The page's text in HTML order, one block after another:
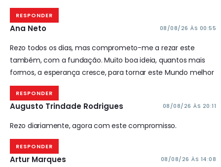
RESPONDER
Ana Neto 08/08/26 ÀS 00:55
Rezo todos os dias, mas comprometo-me a rezar este
também, com a fundação. Muito boa ideia, quantos mais
formos, a esperança cresce, para tornar este Mundo melhor
RESPONDER
Augusto Trindade Rodrigues 08/08/26 ÀS 20:11
Rezo diariamente, agora com este compromisso.
RESPONDER
Artur Marques 08/08/26 ÀS 14:08